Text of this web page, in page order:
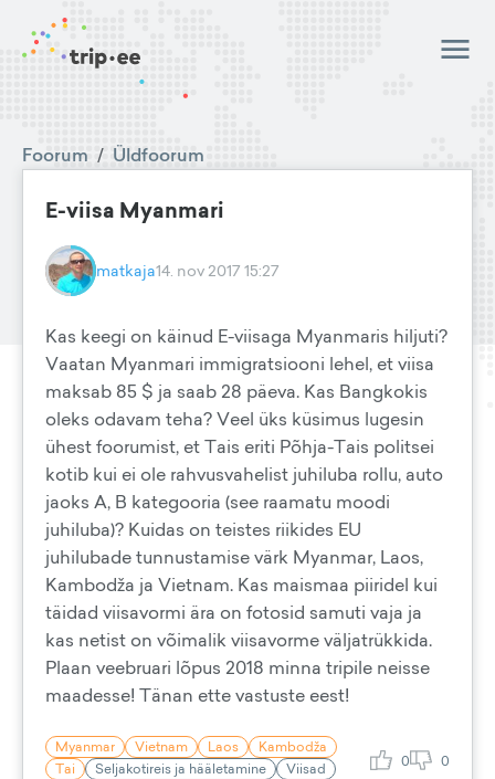
Foorum / Üldfoorum
E-viisa Myanmari
matkaja14. nov 2017 15:27
Kas keegi on käinud E-viisaga Myanmaris hiljuti?
Vaatan Myanmari immigratsiooni lehel, et viisa
maksab 85 $ ja saab 28 päeva. Kas Bangkokis
oleks odavam teha? Veel üks küsimus lugesin
ühest foorumist, et Tais eriti Põhja-Tais politsei
kotib kui ei ole rahvusvahelist juhiluba rollu, auto
jaoks A, B kategooria (see raamatu moodi
juhiluba)? Kuidas on teistes riikides EU
juhilubade tunnustamise värk Myanmar, Laos,
Kambodža ja Vietnam. Kas maismaa piiridel kui
täidad viisavormi ära on fotosid samuti vaja ja
kas netist on võimalik viisavorme väljatrükkida.
Plaan veebruari lõpus 2018 minna tripile neisse
maadesse! Tänan ette vastuste eest!
Myanmar Vietnam Laos
Kambodža
Tai
Seljakotireis ja hääletamine Viisad 0 0